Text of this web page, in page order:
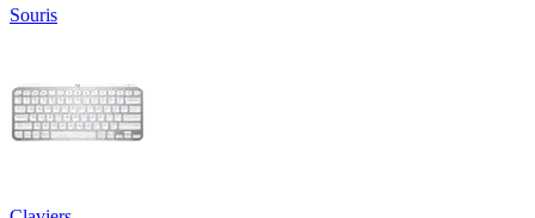
Souris